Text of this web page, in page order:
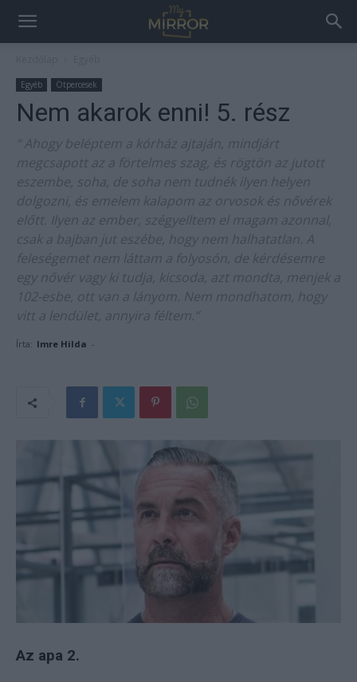
Egyéb Ötpercesek
Nem akarok enni! 5. rész
“ Ahogy beléptem a kórház ajtaján, mindjárt
megcsapott az a förtelmes szag, és rögtön az jutott
eszembe, soha, de soha nem tudnék ilyen helyen
dolgozni, és emelem kalapom az orvosok és nővérek
előtt. Ilyen az ember, szégyelltem el magam azonnal,
csak a bajban jut eszébe, hogy nem halhatatlan. A
feleségemet nem láttam a folyosón, de kérdésemre
egy nővér vagy ki tudja, kicsoda, azt mondta, menjek a
102-esbe, ott van a lányom. Nem mondhatom, hogy
vitt a lendület, annyira féltem.”
Írta: Imre Hilda -
Az apa 2.